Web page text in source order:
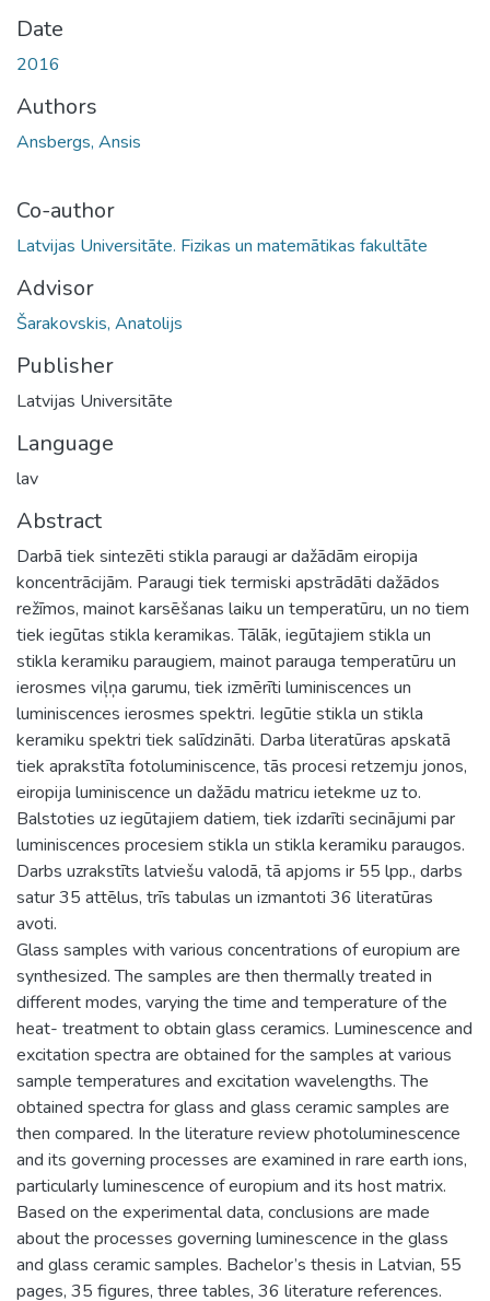
Date
2016
Authors
Ansbergs, Ansis
Co-author
Latvijas Universitāte. Fizikas un matemātikas fakultāte
Advisor
Šarakovskis, Anatolijs
Publisher
Latvijas Universitāte
Language
lav
Abstract
Darbā tiek sintezēti stikla paraugi ar dažādām eiropija
koncentrācijām. Paraugi tiek termiski apstrādāti dažādos
režīmos, mainot karsēšanas laiku un temperatūru, un no tiem
tiek iegūtas stikla keramikas. Tālāk, iegūtajiem stikla un
stikla keramiku paraugiem, mainot parauga temperatūru un
ierosmes viļņa garumu, tiek izmērīti luminiscences un
luminiscences ierosmes spektri. Iegūtie stikla un stikla
keramiku spektri tiek salīdzināti. Darba literatūras apskatā
tiek aprakstīta fotoluminiscence, tās procesi retzemju jonos,
eiropija luminiscence un dažādu matricu ietekme uz to.
Balstoties uz iegūtajiem datiem, tiek izdarīti secinājumi par
luminiscences procesiem stikla un stikla keramiku paraugos.
Darbs uzrakstīts latviešu valodā, tā apjoms ir 55 lpp., darbs
satur 35 attēlus, trīs tabulas un izmantoti 36 literatūras
avoti.
Glass samples with various concentrations of europium are
synthesized. The samples are then thermally treated in
different modes, varying the time and temperature of the
heat- treatment to obtain glass ceramics. Luminescence and
excitation spectra are obtained for the samples at various
sample temperatures and excitation wavelengths. The
obtained spectra for glass and glass ceramic samples are
then compared. In the literature review photoluminescence
and its governing processes are examined in rare earth ions,
particularly luminescence of europium and its host matrix.
Based on the experimental data, conclusions are made
about the processes governing luminescence in the glass
and glass ceramic samples. Bachelor’s thesis in Latvian, 55
pages, 35 figures, three tables, 36 literature references.